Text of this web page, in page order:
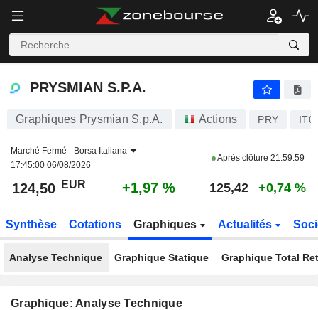
PRYSMIAN S.P.A.
PRYSMIAN S.P.A.
Graphiques Prysmian S.p.A. Actions PRY
Marché Fermé - Borsa Italiana
17:45:00 06/08/2026
Après clôture 21:59:59
124,50 EUR +1,97 % 125,42 +0,74 %
Synthèse Cotations Graphiques Actualités
Analyse Technique Graphique Statique Graphique Total
Graphique: Analyse Technique